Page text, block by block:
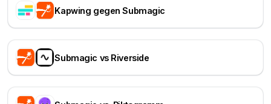
Kapwing gegen Submagic
Submagic vs Riverside